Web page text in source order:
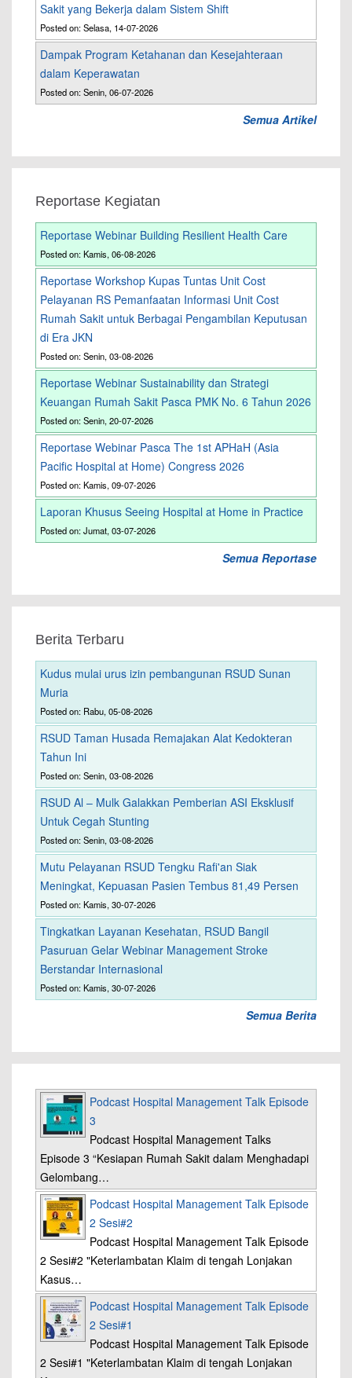
Sakit yang Bekerja dalam Sistem Shift
Posted on: Selasa, 14-07-2026
Dampak Program Ketahanan dan Kesejahteraan
dalam Keperawatan
Posted on: Senin, 06-07-2026
Semua Artikel
Reportase Kegiatan
Reportase Webinar Building Resilient Health Care
Posted on: Kamis, 06-08-2026
Reportase Workshop Kupas Tuntas Unit Cost
Pelayanan RS Pemanfaatan Informasi Unit Cost
Rumah Sakit untuk Berbagai Pengambilan Keputusan
di Era JKN
Posted on: Senin, 03-08-2026
Reportase Webinar Sustainability dan Strategi
Keuangan Rumah Sakit Pasca PMK No. 6 Tahun 2026
Posted on: Senin, 20-07-2026
Reportase Webinar Pasca The 1st APHaH (Asia
Pacific Hospital at Home) Congress 2026
Posted on: Kamis, 09-07-2026
Laporan Khusus Seeing Hospital at Home in Practice
Posted on: Jumat, 03-07-2026
Semua Reportase
Berita Terbaru
Kudus mulai urus izin pembangunan RSUD Sunan
Muria
Posted on: Rabu, 05-08-2026
RSUD Taman Husada Remajakan Alat Kedokteran
Tahun Ini
Posted on: Senin, 03-08-2026
RSUD Al – Mulk Galakkan Pemberian ASI Eksklusif
Untuk Cegah Stunting
Posted on: Senin, 03-08-2026
Mutu Pelayanan RSUD Tengku Rafi'an Siak
Meningkat, Kepuasan Pasien Tembus 81,49 Persen
Posted on: Kamis, 30-07-2026
Tingkatkan Layanan Kesehatan, RSUD Bangil
Pasuruan Gelar Webinar Management Stroke
Berstandar Internasional
Posted on: Kamis, 30-07-2026
Semua Berita
Podcast Hospital Management Talk Episode
3
Podcast Hospital Management Talks
Episode 3 “Kesiapan Rumah Sakit dalam Menghadapi
Gelombang…
Podcast Hospital Management Talk Episode
2 Sesi#2
Podcast Hospital Management Talk Episode
2 Sesi#2 "Keterlambatan Klaim di tengah Lonjakan
Kasus…
Podcast Hospital Management Talk Episode
2 Sesi#1
Podcast Hospital Management Talk Episode
2 Sesi#1 "Keterlambatan Klaim di tengah Lonjakan